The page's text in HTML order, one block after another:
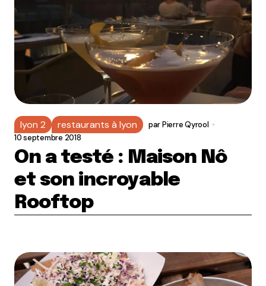
lyon 2 restaurants à lyon parPierre Qyrool
10 septembre 2018
On a testé : Maison Nô
et son incroyable
Rooftop